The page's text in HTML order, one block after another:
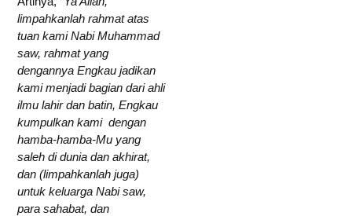
limpahkanlah rahmat atas
tuan kami Nabi Muhammad
saw, rahmat yang
dengannya Engkau jadikan
kami menjadi bagian dari ahli
ilmu lahir dan batin, Engkau
kumpulkan kami dengan
hamba-hamba-Mu yang
saleh di dunia dan akhirat,
dan (limpahkanlah juga)
untuk keluarga Nabi saw,
para sahabat, dan